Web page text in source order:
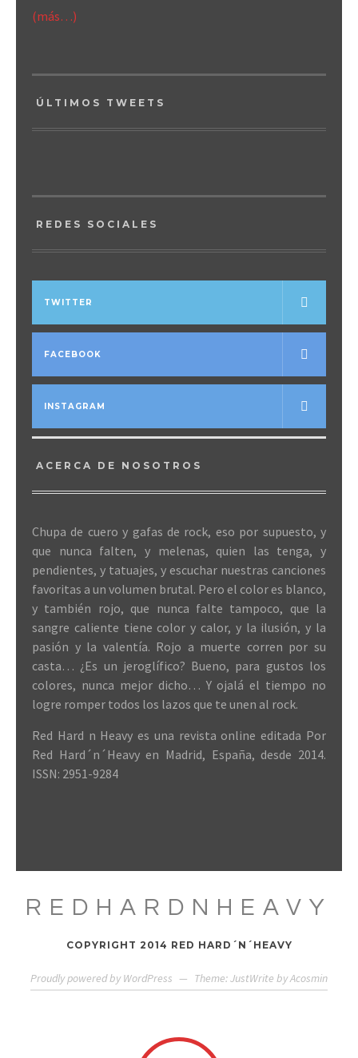
(más…)
ÚLTIMOS TWEETS
REDES SOCIALES
TWITTER
FACEBOOK
INSTAGRAM
ACERCA DE NOSOTROS
Chupa de cuero y gafas de rock, eso por supuesto, y
que nunca falten, y melenas, quien las tenga, y
pendientes, y tatuajes, y escuchar nuestras canciones
favoritas a un volumen brutal. Pero el color es blanco,
y también rojo, que nunca falte tampoco, que la
sangre caliente tiene color y calor, y la ilusión, y la
pasión y la valentía. Rojo a muerte corren por su
casta… ¿Es un jeroglífico? Bueno, para gustos los
colores, nunca mejor dicho… Y ojalá el tiempo no
logre romper todos los lazos que te unen al rock.
Red Hard n Heavy es una revista online editada Por
Red Hard´n´Heavy en Madrid, España, desde 2014.
ISSN: 2951-9284
REDHARDNHEAVY
COPYRIGHT 2014 RED HARD´N´HEAVY
Proudly powered by WordPress — Theme: JustWrite byAcosmin